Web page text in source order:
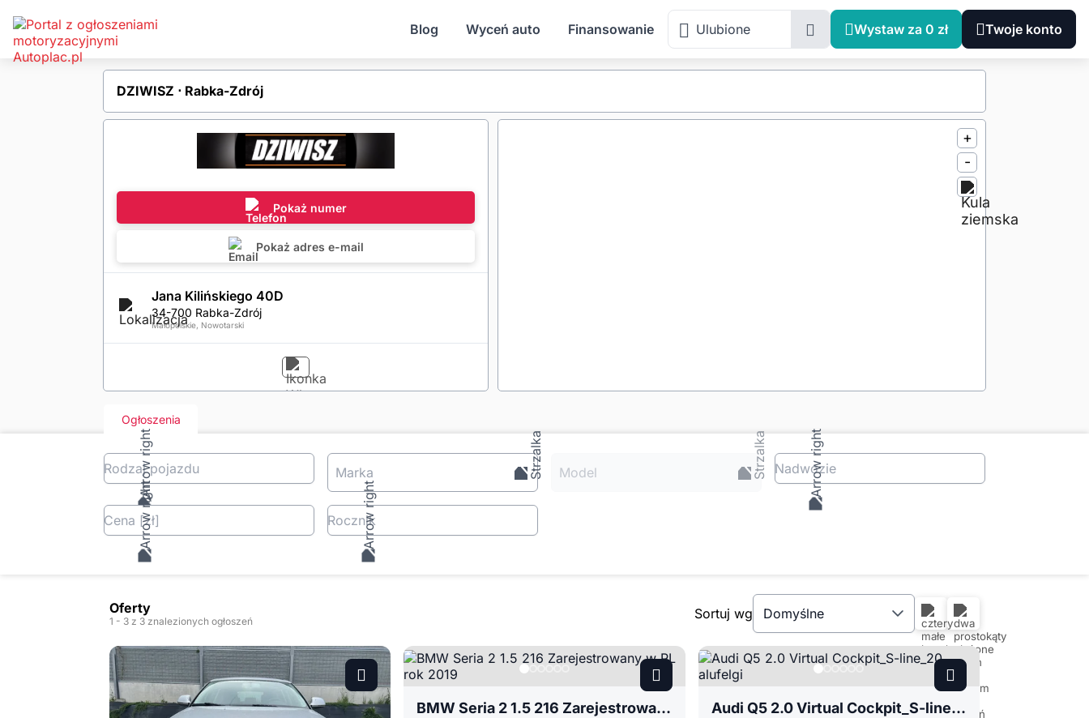
Blog Wyceń auto Finansowanie Ulubione Wystaw za 0 zł Twoje konto
DZIWISZ ⋅ Rabka-Zdrój
Pokaż numer
Pokaż adres e-mail
Jana Kilińskiego 40D
34-700 Rabka-Zdrój
Małopolskie, Nowotarski
+
-
Ogłoszenia
Rodzaj pojazdu Marka Model Nadwozie
Cena [zł] Rocznik
Oferty
1 - 3 z 3 znalezionych ogłoszeń Sortuj wg Domyślne
BMW Seria 2 1.5 216 Zarejestrowany w PL rok 2019 Audi Q5 2.0 Virtual Cockpit_S-line_20 alufelgi